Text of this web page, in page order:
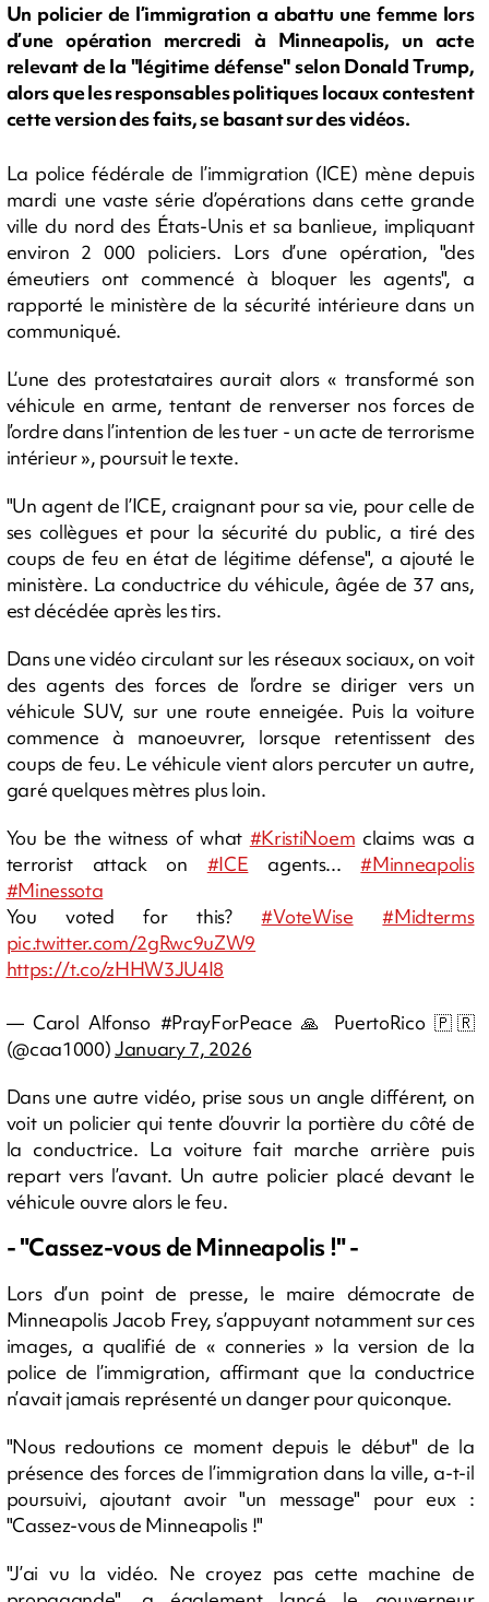
Un policier de l’immigration a abattu une femme lors
d’une opération mercredi à Minneapolis, un acte
relevant de la "légitime défense" selon Donald Trump,
alors que les responsables politiques locaux contestent
cette version des faits, se basant sur des vidéos.
La police fédérale de l’immigration (ICE) mène depuis
mardi une vaste série d’opérations dans cette grande
ville du nord des États-Unis et sa banlieue, impliquant
environ 2 000 policiers. Lors d’une opération, "des
émeutiers ont commencé à bloquer les agents", a
rapporté le ministère de la sécurité intérieure dans un
communiqué.
L’une des protestataires aurait alors « transformé son
véhicule en arme, tentant de renverser nos forces de
l’ordre dans l’intention de les tuer - un acte de terrorisme
intérieur », poursuit le texte.
"Un agent de l’ICE, craignant pour sa vie, pour celle de
ses collègues et pour la sécurité du public, a tiré des
coups de feu en état de légitime défense", a ajouté le
ministère. La conductrice du véhicule, âgée de 37 ans,
est décédée après les tirs.
Dans une vidéo circulant sur les réseaux sociaux, on voit
des agents des forces de l’ordre se diriger vers un
véhicule SUV, sur une route enneigée. Puis la voiture
commence à manoeuvrer, lorsque retentissent des
coups de feu. Le véhicule vient alors percuter un autre,
garé quelques mètres plus loin.
You be the witness of what #KristiNoem claims was a
terrorist attack on #ICE agents...#Minneapolis
#Minessota
You voted for this?#VoteWise
#Midterms
pic.twitter.com/2gRwc9uZW9
https://t.co/zHHW3JU4I8
— Carol Alfonso #PrayForPeace 🙏 PuertoRico 🇵🇷
(@caa1000)January 7, 2026
Dans une autre vidéo, prise sous un angle différent, on
voit un policier qui tente d’ouvrir la portière du côté de
la conductrice. La voiture fait marche arrière puis
repart vers l’avant. Un autre policier placé devant le
véhicule ouvre alors le feu.
- "Cassez-vous de Minneapolis !" -
Lors d’un point de presse, le maire démocrate de
Minneapolis Jacob Frey, s’appuyant notamment sur ces
images, a qualifié de « conneries » la version de la
police de l’immigration, affirmant que la conductrice
n’avait jamais représenté un danger pour quiconque.
"Nous redoutions ce moment depuis le début" de la
présence des forces de l’immigration dans la ville, a-t-il
poursuivi, ajoutant avoir "un message" pour eux :
"Cassez-vous de Minneapolis !"
"J’ai vu la vidéo. Ne croyez pas cette machine de